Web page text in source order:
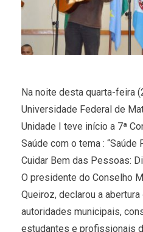
Na noite desta quarta-feira
Universidade Federal de
Unidade I teve início a 7ª
Saúde com o tema :
Cuidar Bem das Pessoas:
O presidente do Conselho
Queiroz, declarou a
autoridades municipais,
estudantes e profissionais